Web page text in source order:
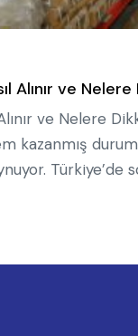
Alınır ve
ve Nelere
kazanmış